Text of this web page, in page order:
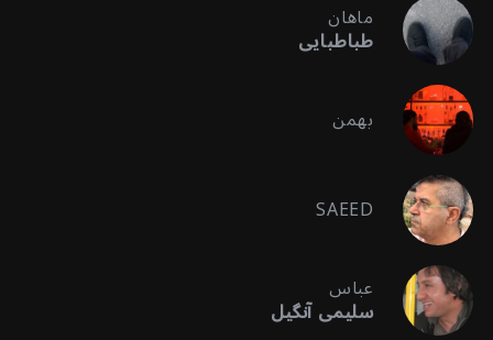
ماهان
طباطبایی
بهمن
SAEED
عباس
سلیمی آنگیل